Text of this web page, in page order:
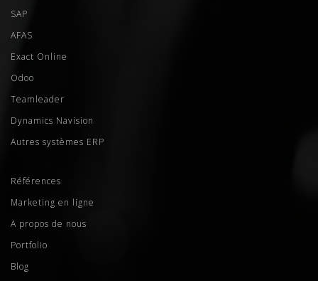
SAP
AFAS
Exact Online
Odoo
Teamleader
Dynamics Navision
Autres systèmes ERP
Références
Marketing en ligne
A propos de nous
Portfolio
Blog